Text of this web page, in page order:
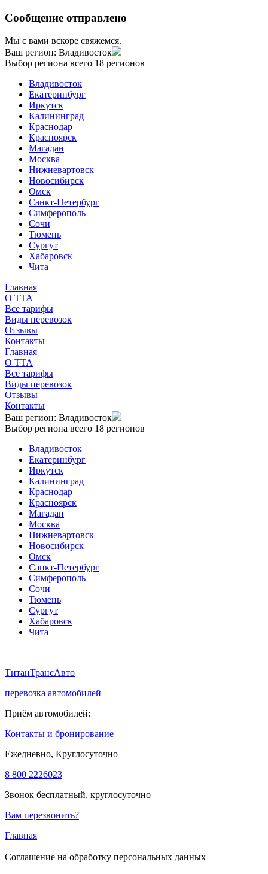
Сообщение отправлено
Мы с вами вскоре свяжемся.
Ваш регион: Владивосток
Выбор региона всего 18 регионов
Владивосток
Екатеринбург
Иркутск
Калининград
Краснодар
Красноярск
Магадан
Москва
Нижневартовск
Новосибирск
Омск
Санкт-Петербург
Симферополь
Сочи
Тюмень
Сургут
Хабаровск
Чита
Главная
О TTA
Все тарифы
Виды перевозок
Отзывы
Контакты
Главная
О TTA
Все тарифы
Виды перевозок
Отзывы
Контакты
Ваш регион: Владивосток
Выбор региона всего 18 регионов
Владивосток
Екатеринбург
Иркутск
Калининград
Краснодар
Красноярск
Магадан
Москва
Нижневартовск
Новосибирск
Омск
Санкт-Петербург
Симферополь
Сочи
Тюмень
Сургут
Хабаровск
Чита
ТитанТрансАвто
перевозка автомобилей
Приём автомобилей:
Контакты и бронирование
Ежедневно, Круглосуточно
8 800 2226023
Звонок бесплатный, круглосуточно
Вам перезвонить?
Главная
Соглашение на обработку персональных данных